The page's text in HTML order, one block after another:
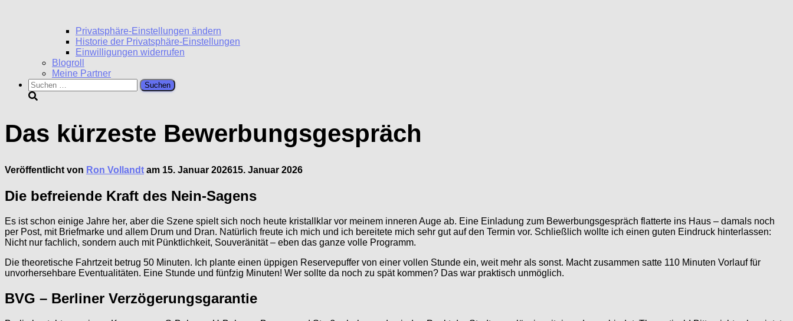
Privatsphäre-Einstellungen ändern
Historie der Privatsphäre-Einstellungen
Einwilligungen widerrufen
Blogroll
Meine Partner
Suchen
nach:
Das kürzeste Bewerbungsgespräch
Veröffentlicht von Ron Vollandt am 15. Januar 202615. Januar 2026
Die befreiende Kraft des Nein-Sagens
Es ist schon einige Jahre her, aber die Szene spielt sich noch heute kristallklar vor meinem inneren Auge ab. Eine Einladung zum Bewerbungsgespräch flatterte ins Haus – damals noch
per Post, mit Briefmarke und allem Drum und Dran. Natürlich freute ich mich und ich bereitete mich sehr gut auf den Termin vor. Schließlich wollte ich einen guten Eindruck hinterlassen:
Nicht nur fachlich, sondern auch mit Pünktlichkeit, Souveränität – eben das ganze volle Programm.
Die theoretische Fahrtzeit betrug 50 Minuten. Ich plante einen üppigen Reservepuffer von einer vollen Stunde ein, weit mehr als sonst. Macht zusammen satte 110 Minuten Vorlauf für
unvorhersehbare Eventualitäten. Eine Stunde und fünfzig Minuten! Wer sollte da noch zu spät kommen? Das war praktisch unmöglich.
BVG – Berliner Verzögerungsgarantie